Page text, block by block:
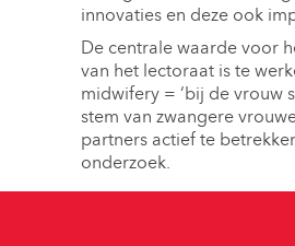
innovaties en deze ook
De centrale waarde voor
van het lectoraat is te
midwifery = ‘bij de vrouw
stem van zwangere
partners actief te
onderzoek.